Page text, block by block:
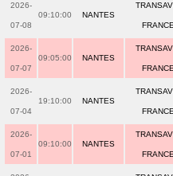
2026-
07-08
09:10:00 NANTES
FRANCE
2026-
07-07
09:05:00 NANTES
FRANCE
2026-
07-04
19:10:00 NANTES
FRANCE
2026-
07-01
09:10:00 NANTES
FRANCE